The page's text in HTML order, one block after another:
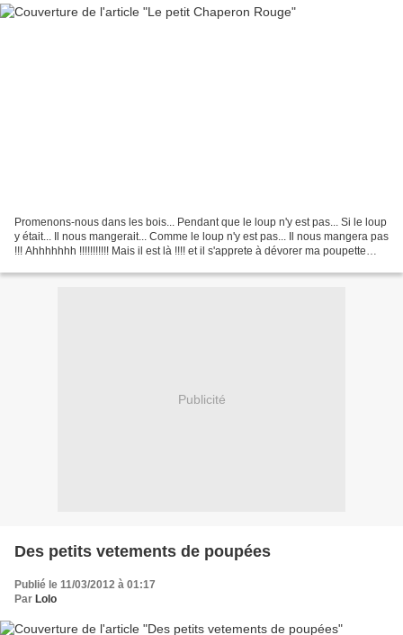
Promenons-nous dans les bois... Pendant que le loup n'y est pas... Si le loup
y était... Il nous mangerait... Comme le loup n'y est pas... Il nous mangera pas
!!! Ahhhhhhh !!!!!!!!!!! Mais il est là !!!! et il s'apprete à dévorer ma poupette
Publicité
Des petits vetements de poupées
Publié le 11/03/2012 à 01:17
Par Lolo